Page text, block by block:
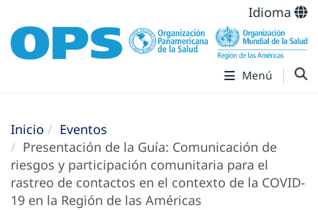
Idioma
Menú
Inicio
Eventos
Presentación de la Guía: Comunicación de
riesgos y participación comunitaria para el
rastreo de contactos en el contexto de la COVID-
19 en la Región de las Américas